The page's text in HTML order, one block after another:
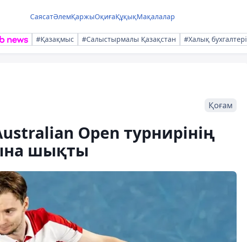
СаясатӘлемҚаржыОқиғаҚұқықМақалалар
#Қазақмыс #Салыстырмалы Қазақстан #Халық бухгалтері
Қоғам
Open турнирінің
шықты